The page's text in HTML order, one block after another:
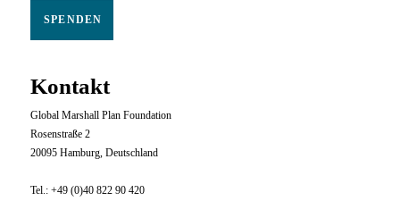
SPENDEN
Kontakt
Global Marshall Plan Foundation
Rosenstraße 2
20095 Hamburg, Deutschland
Tel.: +49 (0)40 822 90 420